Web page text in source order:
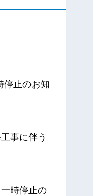
停止のお知
事に伴う
時停止の